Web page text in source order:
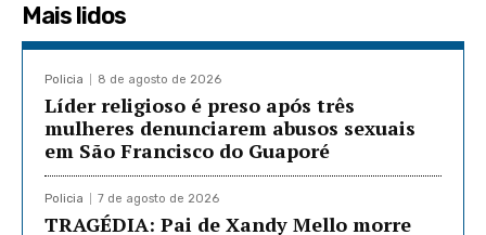
Mais lidos
Policia 8 de agosto de 2026
Líder religioso é preso após três
mulheres denunciarem abusos sexuais
em São Francisco do Guaporé
Policia 7 de agosto de 2026
TRAGÉDIA: Pai de Xandy Mello morre